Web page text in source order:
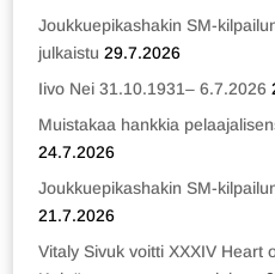
Joukkuepikashakin SM-
julkaistu 29.7.2026
Iivo Nei 31.10.1931– 6.7.2026
Muistakaa hankkia
24.7.2026
Joukkuepikashakin SM-
21.7.2026
Vitaly Sivuk voitti XXXIV Heart